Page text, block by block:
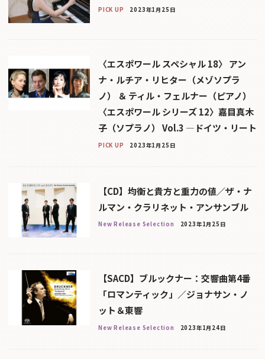
PICK UP 2023年1月25日
〈エスポワール スペシャル 18〉 アン
ナ・ルチア・リヒター（メゾソプラ
ノ） ＆ ティル・フェルナー（ピアノ）
〈エスポワール シリーズ 12〉嘉目真木
子（ソプラノ） Vol.3 ―ドイツ・リート
PICK UP 2023年1月25日
【CD】均衡と貴方と重力の値／ザ・ナ
ルマン・クラリネット・アンサンブル
New Release Selection 2023年1月25日
【SACD】ブルックナー：交響曲第4番
「ロマンティック」／ジョナサン・ノ
ット＆東響
New Release Selection 2023年1月24日